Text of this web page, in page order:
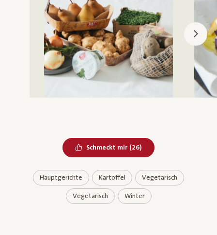
Schmeckt mir Bereits geliked
(26)
Hauptgerichte Kartoffel Vegetarisch
Vegetarisch Winter